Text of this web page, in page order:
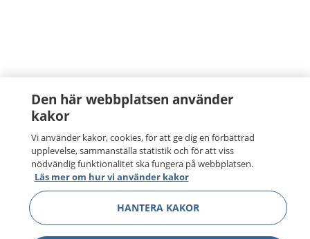
Den här webbplatsen använder
kakor
Vi använder kakor, cookies, för att ge dig en förbättrad
upplevelse, sammanställa statistik och för att viss
nödvändig funktionalitet ska fungera på webbplatsen.
Läs mer om hur vi använder kakor
HANTERA KAKOR